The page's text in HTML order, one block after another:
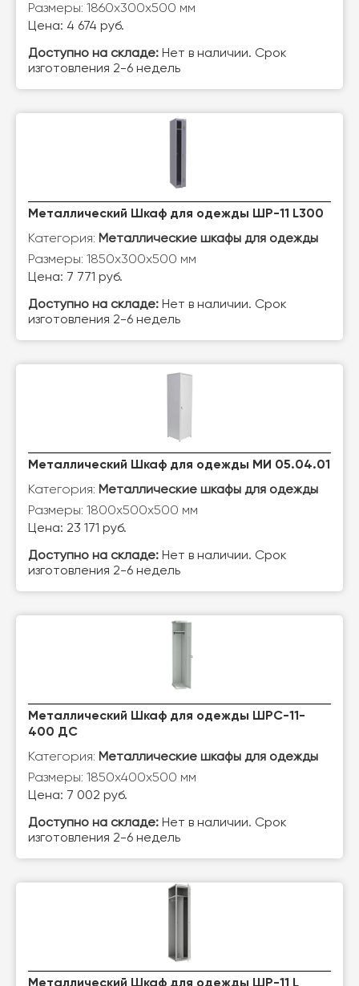
Размеры: 1860х300х500 мм
Цена: 4 674 руб.
Доступно на складе: Нет в наличии. Срок
изготовления 2-6 недель
Металлический Шкаф для одежды ШР-11 L300
Категория: Металлические шкафы для одежды
Размеры: 1850х300х500 мм
Цена: 7 771 руб.
Доступно на складе: Нет в наличии. Срок
изготовления 2-6 недель
Металлический Шкаф для одежды МИ 05.04.01
Категория: Металлические шкафы для одежды
Размеры: 1800х500х500 мм
Цена: 23 171 руб.
Доступно на складе: Нет в наличии. Срок
изготовления 2-6 недель
Металлический Шкаф для одежды ШРС-11-
400 ДС
Категория: Металлические шкафы для одежды
Размеры: 1850х400х500 мм
Цена: 7 002 руб.
Доступно на складе: Нет в наличии. Срок
изготовления 2-6 недель